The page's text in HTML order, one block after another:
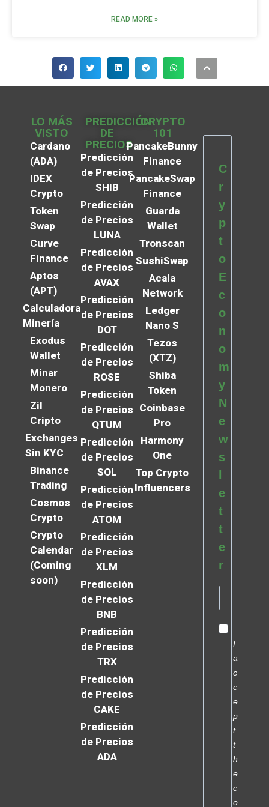
READ MORE »
LO MÁS
VISTO
Cardano
(ADA)
IDEX
Crypto
Token
Swap
Curve
Finance
Aptos
(APT)
Calculadora
Minería
Exodus
Wallet
Minar
Monero
Zil
Cripto
Exchanges
Sin KYC
Binance
Trading
Cosmos
Crypto
Crypto
Calendar
(Coming
soon)
PREDICCIÓN
DE
PRECIOS
Predicción
de Precios
SHIB
Predicción
de Precios
LUNA
Predicción
de Precios
AVAX
Predicción
de Precios
DOT
Predicción
de Precios
ROSE
Predicción
de Precios
QTUM
Predicción
de Precios
SOL
Predicción
de Precios
ATOM
Predicción
de Precios
XLM
Predicción
de Precios
BNB
Predicción
de Precios
TRX
Predicción
de Precios
CAKE
Predicción
de Precios
ADA
CRYPTO
101
PancakeBunny
Finance
PancakeSwap
Finance
Guarda
Wallet
Tronscan
SushiSwap
Acala
Network
Ledger
Nano S
Tezos
(XTZ)
Shiba
Token
Coinbase
Pro
Harmony
One
Top Crypto
Influencers
C
r
y
p
t
o
E
c
o
n
o
m
y
N
e
w
s
e
t
t
e
r
I
a
c
c
e
p
t
t
h
e
c
o